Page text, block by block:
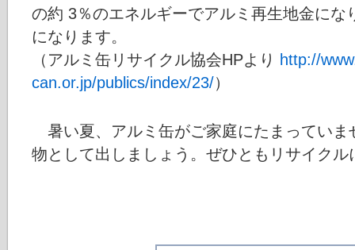
の約 3％のエネルギーでアルミ再生地金にな
になります。
（アルミ缶リサイクル協会HPより
http://
can.or.jp/publics/index/23/）
暑い夏、アルミ缶がご家庭にたまっていま
物として出しましょう。ぜひともリサイクル